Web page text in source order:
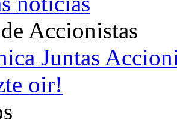
Accionistas
Juntas
oir!